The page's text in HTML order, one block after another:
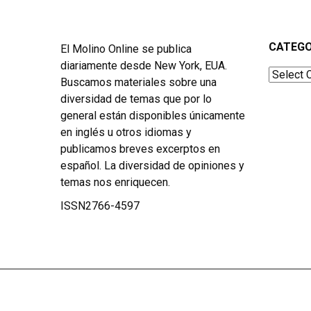
El Molino Online se publica
diariamente desde New York, EUA.
Buscamos materiales sobre una
diversidad de temas que por lo
general están disponibles únicamente
en inglés u otros idiomas y
publicamos breves excerptos en
español. La diversidad de opiniones y
temas nos enriquecen.
ISSN2766-4597